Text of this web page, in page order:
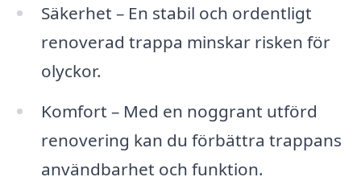
Säkerhet – En stabil och ordentligt
renoverad trappa minskar risken för
olyckor.
Komfort – Med en noggrant utförd
renovering kan du förbättra trappans
användbarhet och funktion.